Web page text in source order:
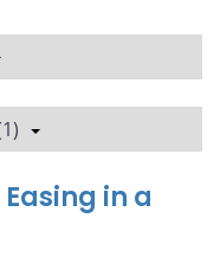
in a